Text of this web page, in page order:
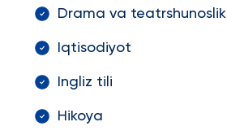
Drama va teatrshunoslik
Iqtisodiyot
Ingliz tili
Hikoya